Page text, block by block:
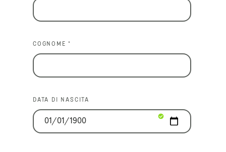
COGNOME *
DATA DI NASCITA